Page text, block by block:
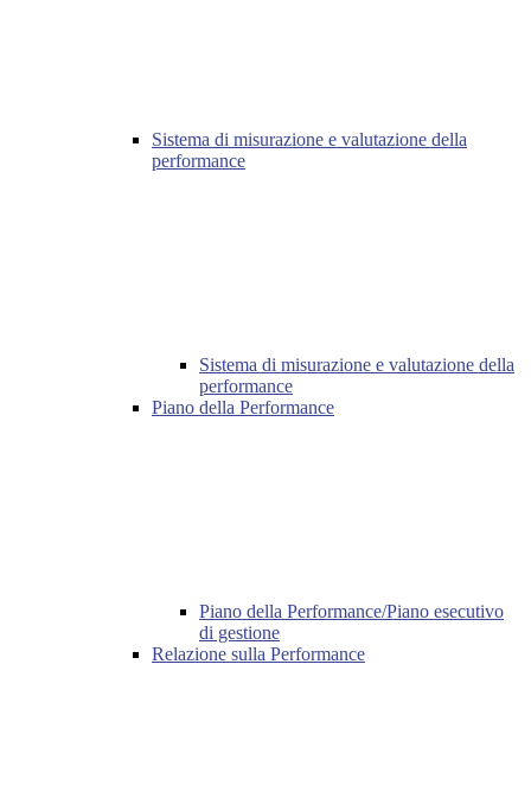
Sistema di misurazione e valutazione della
performance
Sistema di misurazione e valutazione della
performance
Piano della Performance
Piano della Performance/Piano esecutivo
di gestione
Relazione sulla Performance